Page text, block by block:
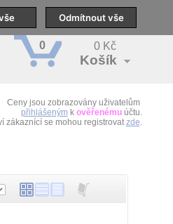
CS
0 0 Kč
Košík
Ceny jsou zobrazovány uživatelům
přihlášenýmk ověřenémuúčtu.
zákaznící se mohou registrovatzde.
Odmítnout vše